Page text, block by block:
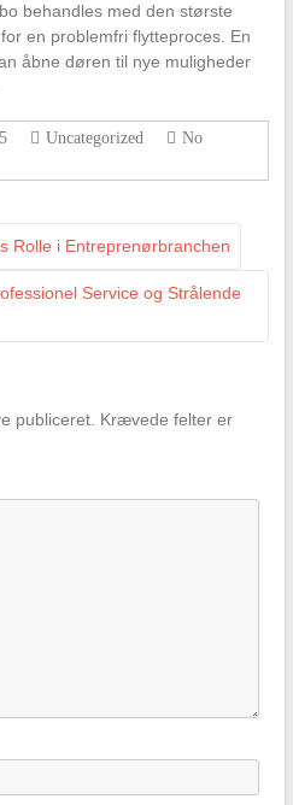
behandles med den største
en problemfri flytteproces. En
åbne døren til nye muligheder
Uncategorized
No
Rolle i Entreprenørbranchen
Service og Strålende
publiceret. Krævede felter er